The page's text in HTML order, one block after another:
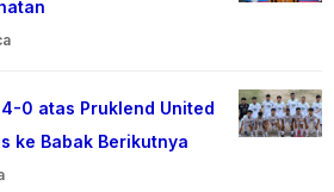
4-0 atas Pruklend United
ke Babak Berikutnya